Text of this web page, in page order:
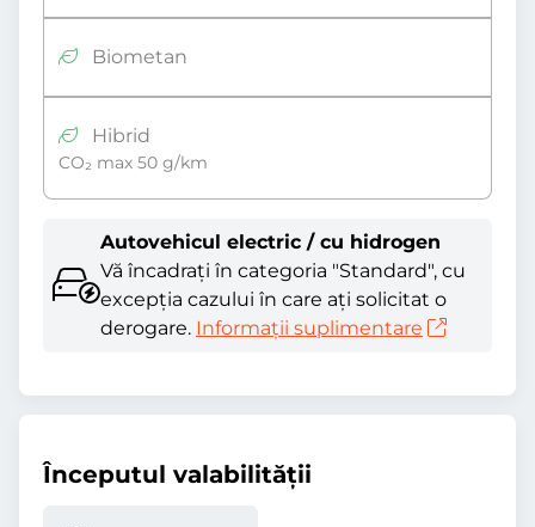
Biometan
Hibrid
CO₂ max 50 g/km
Autovehicul electric / cu hidrogen
Vă încadrați în categoria "Standard", cu
excepția cazului în care ați solicitat o
derogare. Informații suplimentare
Începutul valabilităţii